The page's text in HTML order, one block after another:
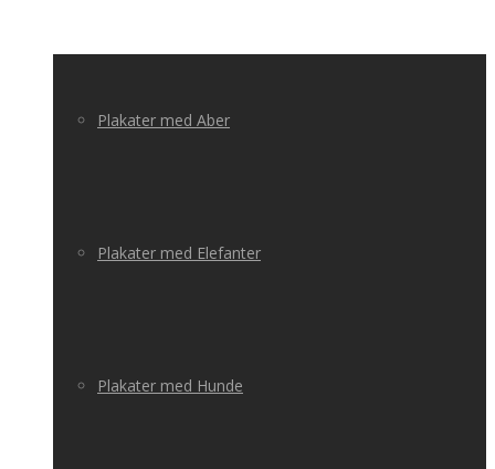
Plakater med Aber
Plakater med Elefanter
Plakater med Hunde